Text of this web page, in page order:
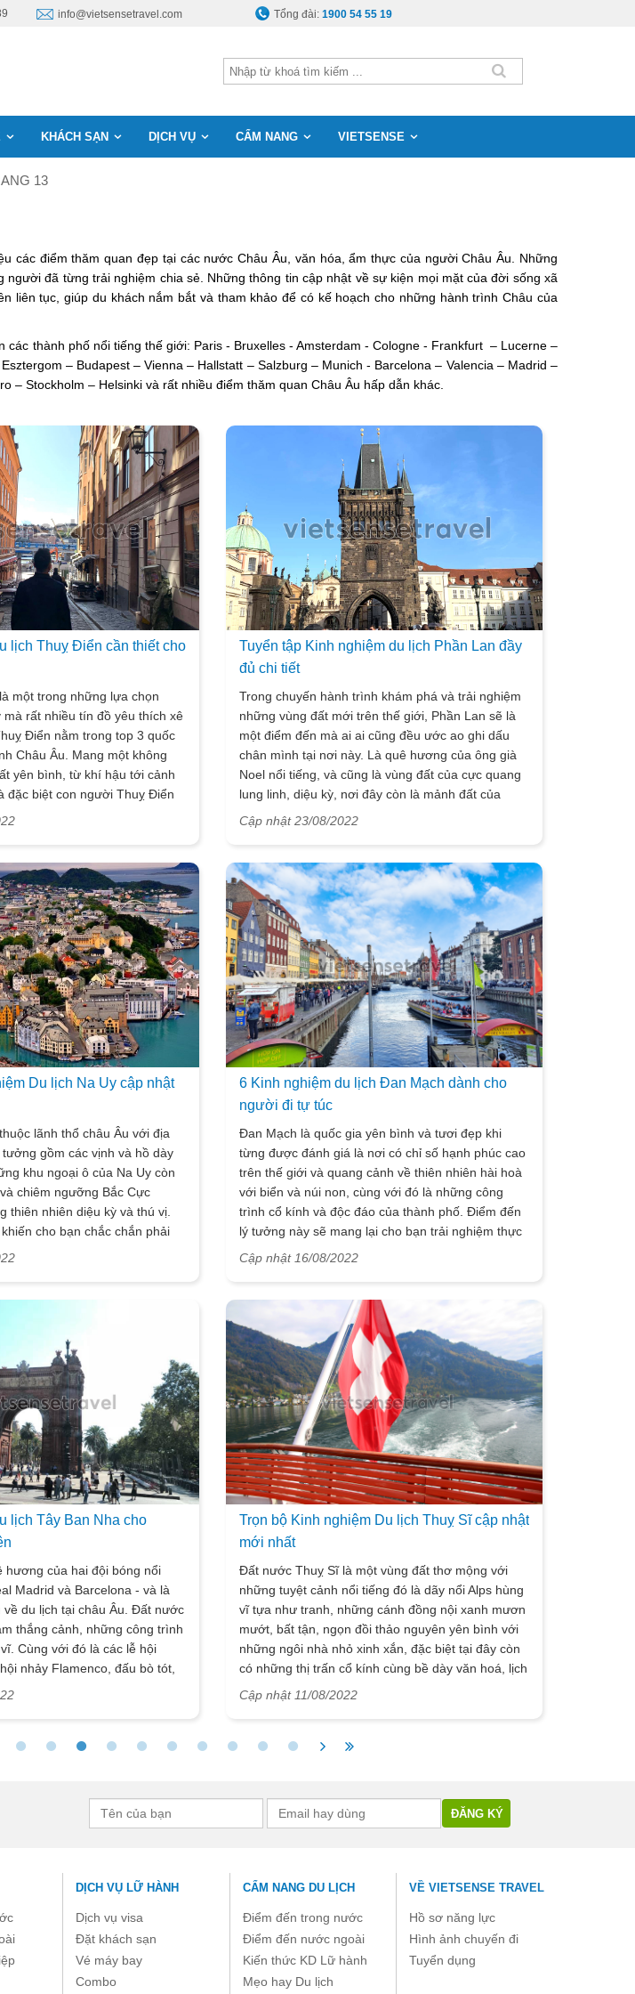
info@vietsensetravel.com Tổng đài:1900 54 55 19
KHÁCH SẠN DỊCH VỤ CẨM NANG VIETSENSE
13
các điểm thăm quan đẹp tại các nước Châu Âu, văn hóa, ẩm thực của người Châu Âu. Những
đã từng trải nghiệm chia sẻ. Những thông tin cập nhật về sự kiện mọi mặt của đời sống xã
tục, giúp du khách nắm bắt và tham khảo để có kế hoạch cho những hành trình Châu của
thành phố nổi tiếng thế giới: Paris - Bruxelles - Amsterdam - Cologne - Frankfurt – Lucerne –
– Budapest – Vienna – Hallstatt – Salzburg – Munich - Barcelona – Valencia – Madrid –
– Stockholm – Helsinki và rất nhiều điểm thăm quan Châu Âu hấp dẫn khác.
lịch Thuỵ Điển cần thiết cho
một trong những lựa chọn
mà rất nhiều tín đồ yêu thích xê
Điển nằm trong top 3 quốc
Châu Âu. Mang một không
yên bình, từ khí hậu tới cảnh
đặc biệt con người Thuỵ Điển
khách, ngoài ra những món ăn
ngay trong bài viết này với
nhé.
Tuyển tập Kinh nghiệm du lịch Phần Lan đầy
đủ chi tiết
Trong chuyến hành trình khám phá và trải nghiệm
những vùng đất mới trên thế giới, Phần Lan sẽ là
một điểm đến mà ai ai cũng đều ước ao ghi dấu
chân mình tại nơi này. Là quê hương của ông già
Noel nổi tiếng, và cũng là vùng đất của cực quang
lung linh, diệu kỳ, nơi đây còn là mảnh đất của
những khu rừng lá kim sống động, tuyệt diệu. Đây
quê hương của những tựa game nổi tiếng và dòng
âm nhạc rock đỉnh cao làm bao nhiêu người điên
đảo. Du lịch nơi này quả thực là một dịp để tận
hưởng những gì tuyệt vời nhất, hấp dẫn nhất.
Cập nhật 23/08/2022
Du lịch Na Uy cập nhật
lãnh thổ châu Âu với địa
gồm các vịnh và hồ dày
khu ngoại ô của Na Uy còn
chiêm ngưỡng Bắc Cực
thiên nhiên diệu kỳ và thú vị.
cho bạn chắc chắn phải
ngỡ ngàng. Và hơn nữa,
tin hữu ích về du lịch Na Uy để
bị cho hàng trang trong
tới.
6 Kinh nghiệm du lịch Đan Mạch dành cho
người đi tự túc
Đan Mạch là quốc gia yên bình và tươi đẹp khi
từng được đánh giá là nơi có chỉ số hạnh phúc cao
trên thế giới và quang cảnh về thiên nhiên hài hoà
với biển và núi non, cùng với đó là những công
trình cổ kính và độc đáo của thành phố. Điểm đến
lý tưởng này sẽ mang lại cho bạn trải nghiệm thực
sự đáng nhớ. Bài viết ngày hôm nay mà VietSense
hành trang chuẩn bị thật tốt và khám phá mọi điều
lý thú tại đất nước ấn tượng này. Hãy theo dõi ngay
cùng chúng tôi.
Cập nhật 16/08/2022
lịch Tây Ban Nha cho
hương của hai đội bóng nổi
Madrid và Barcelona - và là
về du lịch tại châu Âu. Đất nước
thắng cảnh, những công trình
Cùng với đó là các lễ hội
nhảy Flamenco, đấu bò tót,
trò chơi đặc sắc khác. Dưới
Trọn bộ Kinh nghiệm Du lịch Thuỵ Sĩ cập nhật
mới nhất
Đất nước Thuỵ Sĩ là một vùng đất thơ mộng với
những tuyệt cảnh nổi tiếng đó là dãy nổi Alps hùng
vĩ tựa như tranh, những cánh đồng nội xanh mươn
mướt, bất tận, ngọn đồi thảo nguyên yên bình với
những ngôi nhà nhỏ xinh xắn, đặc biệt tại đây còn
có những thị trấn cổ kính cùng bề dày văn hoá, lịch
sử đáng ngưỡng mộ. Là một trong những điểm
trong đời.Trong chuyến hành trình du lịch Thuỵ Sĩ,
kiệm cũng như ghi dấu được những điều ấn tượng
nhất tại đây? Dưới đây, những thông tin mà
Cập nhật 11/08/2022
DỊCH VỤ LỮ HÀNH
Dịch vụ visa
Đặt khách sạn
Vé máy bay
Combo
CẨM NANG DU LỊCH
Điểm đến trong nước
Điểm đến nước ngoài
Kiến thức KD Lữ hành
Mẹo hay Du lịch
VỀ VIETSENSE TRAVEL
Hồ sơ năng lực
Hình ảnh chuyến đi
Tuyển dụng